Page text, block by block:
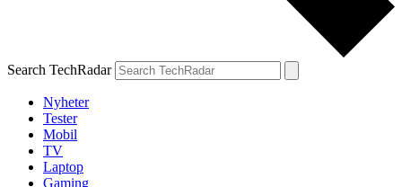
Search TechRadar
Nyheter
Tester
Mobil
TV
Laptop
Gaming